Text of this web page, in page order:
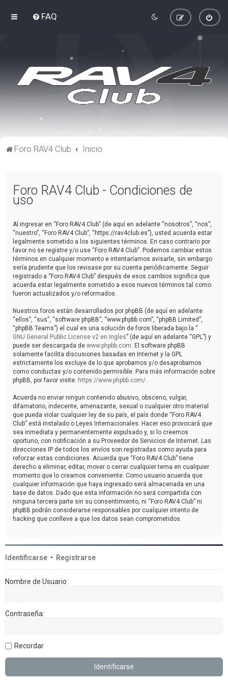
FAQ
Foro RAV4 Club Inicio
Foro RAV4 Club - Condiciones de
uso
Al ingresar en “Foro RAV4 Club” (de aquí en adelante “nosotros”, “nos”,
“nuestro”, “Foro RAV4 Club”, “https://rav4club.es”), usted acuerda estar
legalmente sometido a los siguientes términos. En caso contrario por
favor no se registre y/o use “Foro RAV4 Club”. Podemos cambiar estos
términos en cualquier momento e intentaríamos avisarle, sin embargo
sería prudente que los revisase por su cuenta periódicamente. Seguir
registrado a “Foro RAV4 Club” después de esos cambios significa que
acuerda estar legalmente sometido a esos nuevos términos tal como
fueron actualizados y/o reformados.
Nuestros foros están desarrollados por phpBB (de aquí en adelante
“ellos”, “sus”, “software phpBB”, “www.phpbb.com”, “phpBB Limited”,
“phpBB Teams”) el cual es una solución de foros liberada bajo la “
GNU General Public License v2 en Ingles” (de aquí en adelante “GPL”) y
puede ser descargada de www.phpbb.com . El software phpBB
solamente facilita discusiones basadas en Internet y la GPL
estrictamente los excluye de lo que aprobamos y/o desaprobamos
como conductas y/o contenido permisible. Para más información sobre
phpBB, por favor visite: https://www.phpbb.com/
Acuerda no enviar ningun contenido abusivo, obsceno, vulgar,
difamatorio, indecente, amenazante, sexual o cualquier otro material
que pueda violar cualquier ley de su país, el país donde “Foro RAV4
Club” está instalado o Leyes Internacionales. Hacer eso provocará que
sea inmediata y permanentemente expulsado y, si lo creemos
oportuno, con notificación a su Proveedor de Servicios de Internet. Las
direcciones IP de todos los envíos son registradas como ayuda para
reforzar estas condiciones. Acuerda que “Foro RAV4 Club” tiene
derecho a eliminar, editar, mover o cerrar cualquier tema en cualquier
momento que lo creamos conveniente. Como usuario acuerda que
cualquier información que haya ingresado será almacenada en una
base de datos. Dado que esta información no será compartida con
ninguna tercera parte sin su consentimiento, ni “Foro RAV4 Club” ni
phpBB podrán considerarse responsables por cualquier intento de
hacking que conlleve a que los datos sean comprometidos.
Identificarse • Registrarse
Nombre de Usuario:
Contraseña:
Recordar